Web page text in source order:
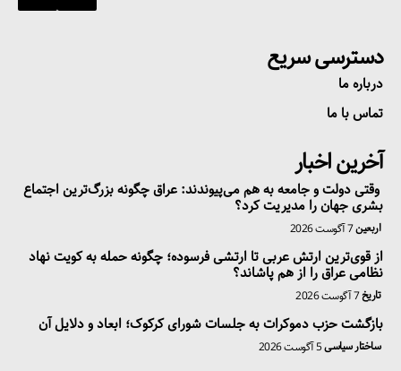
دسترسی سریع
درباره ما
تماس با ما
آخرین اخبار
وقتی دولت و جامعه به هم می‌پیوندند: عراق چگونه بزرگ‌ترین اجتماع
بشری جهان را مدیریت کرد؟
اربعین7 آگوست 2026
از قوی‌ترین ارتش عربی تا ارتشی فرسوده؛ چگونه حمله به کویت نهاد
نظامی عراق را از هم پاشاند؟
تاریخ7 آگوست 2026
بازگشت حزب دموکرات به جلسات شورای کرکوک؛ ابعاد و دلایل آن
ساختار سیاسی5 آگوست 2026